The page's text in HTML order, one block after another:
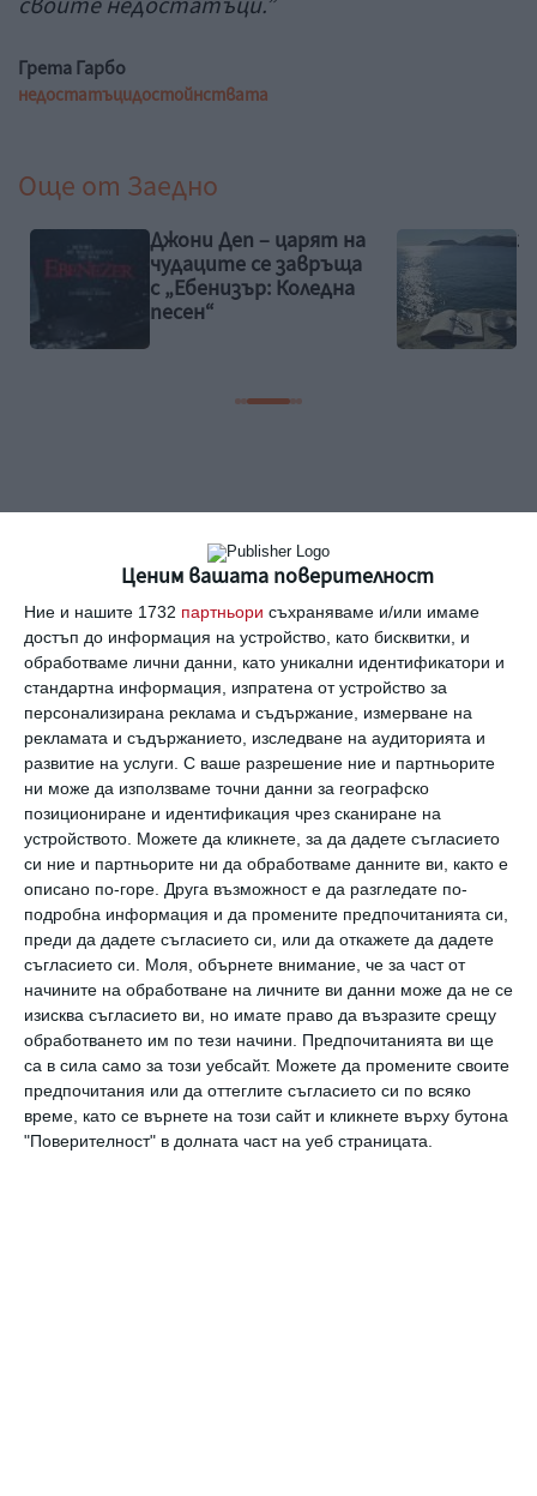
Ценим вашата поверителност
Ние и нашите 1732 партньори съхраняваме и/или имаме
достъп до информация на устройство, като бисквитки, и
обработваме лични данни, като уникални идентификатори и
стандартна информация, изпратена от устройство за
персонализирана реклама и съдържание, измерване на
рекламата и съдържанието, изследване на аудиторията и
развитие на услуги. С ваше разрешение ние и партньорите
ни може да използваме точни данни за географско
позициониране и идентификация чрез сканиране на
устройството. Можете да кликнете, за да дадете съгласието
си ние и партньорите ни да обработваме данните ви, както е
описано по-горе. Друга възможност е да разгледате по-
подробна информация и да промените предпочитанията си,
преди да дадете съгласието си, или да откажете да дадете
съгласието си.
Моля, обърнете внимание, че за част от
начините на обработване на личните ви данни може да не се
изисква съгласието ви, но имате право да възразите срещу
обработването им по тези начини. Предпочитанията ви ще
са в сила само за този уебсайт. Можете да промените своите
предпочитания или да оттеглите съгласието си по всяко
време, като се върнете на този сайт и кликнете върху бутона
"Поверителност" в долната част на уеб страницата.
Грета Гарбо
недостатъцидостойнствата
Още от Заедно
Джони Деп – царят на
чудаците се завръща
с „Ебенизър: Коледна
песен“
Най нови
Мнение на специалиста
Детето пита: Защо сърцето бие
09 август 2026 г.
Здраве
Защо не трябва да плувате по време
на гръмотевична буря
09 август 2026 г.
Калкулатори
Календар на бременността